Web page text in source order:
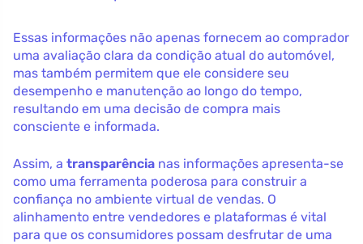
Essas informações não apenas fornecem ao comprador
uma avaliação clara da condição atual do automóvel,
mas também permitem que ele considere seu
desempenho e manutenção ao longo do tempo,
resultando em uma decisão de compra mais
consciente e informada.
Assim, a transparência nas informações apresenta-se
como uma ferramenta poderosa para construir a
confiança no ambiente virtual de vendas. O
alinhamento entre vendedores e plataformas é vital
para que os consumidores possam desfrutar de uma